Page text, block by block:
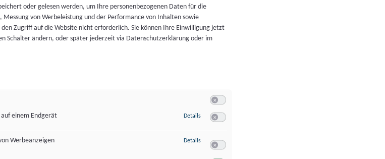
oder gelesen werden, um Ihre personenbezogenen Daten für die
von Werbeleistung und der Performance von Inhalten sowie
Zugriff auf die Website nicht erforderlich. Sie können Ihre Einwilligung jetzt
Schalter ändern, oder später jederzeit via Datenschutzerklärung oder im
einem Endgerät
Details zu Speichern von oder Zugriff auf Informationen auf einem Endgerät
Werbeanzeigen
Details zu Verwendung reduzierter Daten zur Auswahl von Werbeanzeigen